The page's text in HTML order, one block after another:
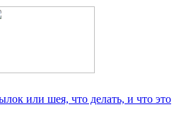
или шея, что делать, и что это